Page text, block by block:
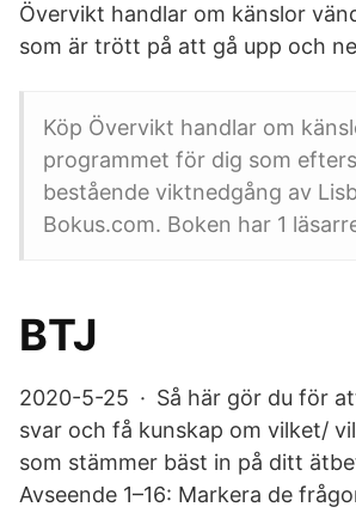
Övervikt handlar om känslor
som är trött på att gå upp och
Köp Övervikt handlar om
programmet för dig som
bestående viktnedgång av
Bokus.com. Boken har 1
BTJ
2020-5-25 · Så här gör du för
svar och få kunskap om vilket/
som stämmer bäst in på ditt
Avseende 1–16: Markera de